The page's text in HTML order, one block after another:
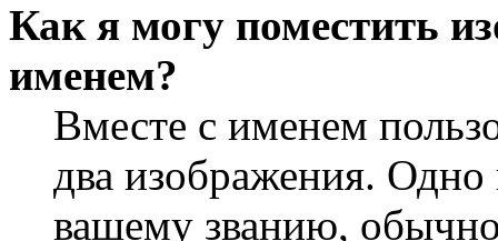
Как я могу поместить
именем?
Вместе с именем
два изображения.
вашему званию, обычно